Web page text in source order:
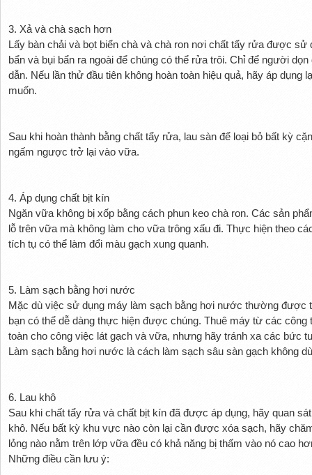
3. Xả và chà sạch hơn
Lấy bàn chải và bọt biển chà và chà ron nơi chất tẩy rửa được
bẩn và bụi bẩn ra ngoài để chúng có thể rửa trôi. Chỉ để người
dẫn. Nếu lần thử đầu tiên không hoàn toàn hiệu quả, hãy áp dụng
muốn.
Sau khi hoàn thành bằng chất tẩy rửa, lau sàn để loại bỏ bất kỳ
ngấm ngược trở lại vào vữa.
4. Áp dụng chất bịt kín
Ngăn vữa không bị xốp bằng cách phun keo chà ron. Các sản
lỗ trên vữa mà không làm cho vữa trông xấu đi. Thực hiện theo
tích tụ có thể làm đổi màu gạch xung quanh.
5. Làm sạch bằng hơi nước
Mặc dù việc sử dụng máy làm sạch bằng hơi nước thường được
bạn có thể dễ dàng thực hiện được chúng. Thuê máy từ các
toàn cho công việc lát gạch và vữa, nhưng hãy tránh xa các bức
Làm sạch bằng hơi nước là cách làm sạch sâu sàn gạch không
6. Lau khô
Sau khi chất tẩy rửa và chất bịt kín đã được áp dụng, hãy quan
khô. Nếu bất kỳ khu vực nào còn lại cần được xóa sạch, hãy
lỏng nào nằm trên lớp vữa đều có khả năng bị thấm vào nó cao
Những điều cần lưu ý: